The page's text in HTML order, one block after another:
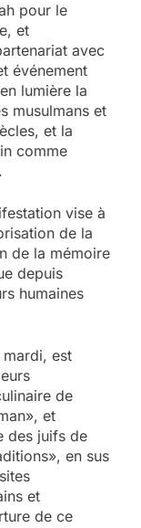
pour le
et
avec
événement
lumière la
musulmans et
et la
comme
vise à
de la
de la mémoire
depuis
humaines
est
de
et
des juifs de
en sus
et
de ce
la plus
le
contre